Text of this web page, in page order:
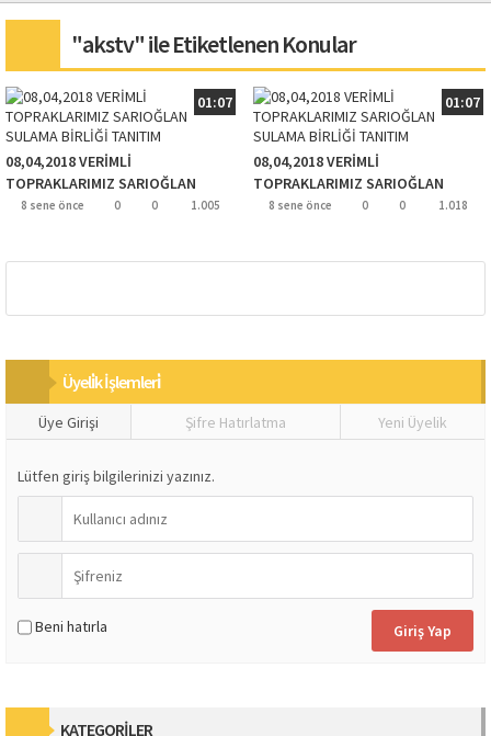
"akstv" ile Etiketlenen Konular
01:07
08,04,2018 VERİMLİ
TOPRAKLARIMIZ SARIOĞLAN
SULAMA BİRLİĞİ TANITIM
8 sene önce 0 0 1.005
01:07
08,04,2018 VERİMLİ
TOPRAKLARIMIZ SARIOĞLAN
SULAMA BİRLİĞİ TANITIM
8 sene önce 0 0 1.018
Üyeli̇k İşlemleri̇
Üye Girişi Şifre Hatırlatma Yeni Üyelik
Lütfen giriş bilgilerinizi yazınız.
Beni hatırla
KATEGORİLER